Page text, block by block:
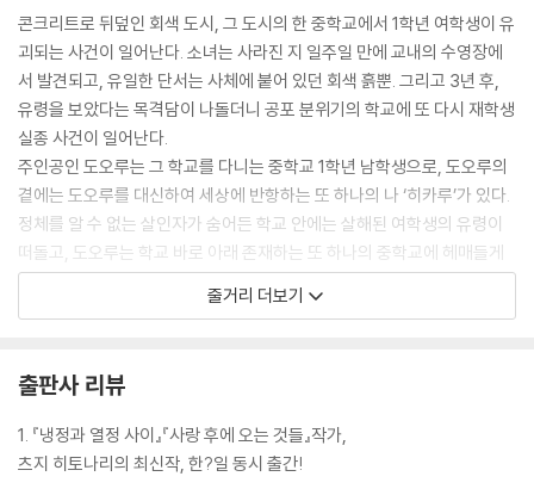
"네가 여기서 그만두기로 마음만 먹으면 지금 눈앞에서 일어나는 일은 죄
다 무효가 돼. 그리고 다시 새로운 환경을 만들 수 있어. 플레이스테이션이
나 엑스박스와 똑같아. 이제 알겠지? 이 세계의 구조라고? 아하하, 너 바보
구나, 괜히 심각해져서는. 그렇게 심각할 거 없다니까, 전부 다 그냥 놀이
야. 게임 같은 거라고.”
도오루는 시라토에게 다가갔다. 참혹한 모습으로 쓰러진 시라토를 내려다
보며 도오루는 자문했다. 이것이 게임일까?
--- p.355
일이 여기에 이르렀는데, 헹, 희망이라고? 그딴 거, 아주 옛날 옛적에 소멸
됐어. 다 써먹었다고, 그 수법은 이미 획득 포인트 제로야. 한마디 해두겠는
데, 도오루 너에게는 이미 방법이 없어. 온갖 무기를 다 써먹었어. 이렇게
수밖에 없다고 몇 번을 말해야 알겠냐? 괜찮아, 이건 가상의 세계니까. 여
훨씬 더 복잡한 걸로, 살아낸 보람이 있는 세계로 만들자. 그리고 거기도 마
지막에는 엉망진창으로 부숴버리자고.
콘크리트로 뒤덮인 회색 도시, 그 도시의 한 중학교에서 1학년 여학생이 유
괴되는 사건이 일어난다. 소녀는 사라진 지 일주일 만에 교내의 수영장에
서 발견되고, 유일한 단서는 사체에 붙어 있던 회색 흙뿐. 그리고 3년 후,
유령을 보았다는 목격담이 나돌더니 공포 분위기의 학교에 또 다시 재학생
실종 사건이 일어난다.
주인공인 도오루는 그 학교를 다니는 중학교 1학년 남학생으로, 도오루의
곁에는 도오루를 대신하여 세상에 반항하는 또 하나의 나 ‘히카루’가 있다.
정체를 알 수 없는 살인자가 숨어든 학교 안에는 살해된 여학생의 유령이
떠돌고, 도오루는 학교 바로 아래 존재하는 또 하나의 중학교에 헤매들게
된다. 지하에는 개 같기도 하고 인간 같기도 한 괴물 견신빙(犬神憑)이 있
고, 그곳에서 살해된 여학생을 만나게 된다. 지옥 순례와도 같은 장면이 지
라토는 절망 속에서 영혼을 구원하는 유일한 빛이다. 정체성 불안의 소년
이, 남자인지 여자인지 알 수 없는 혼란 속에서도 자신을 찾아나가려는 씩
씩한 소녀(소년?)를 만나, 감정을 잃어버린 회색 세상의 공포를 이겨낸다.
줄거리 더보기
출판사 리뷰
1. 『냉정과 열정 사이』『사랑 후에 오는 것들』작가,
츠지 히토나리의 최신작, 한?일 동시 출간!